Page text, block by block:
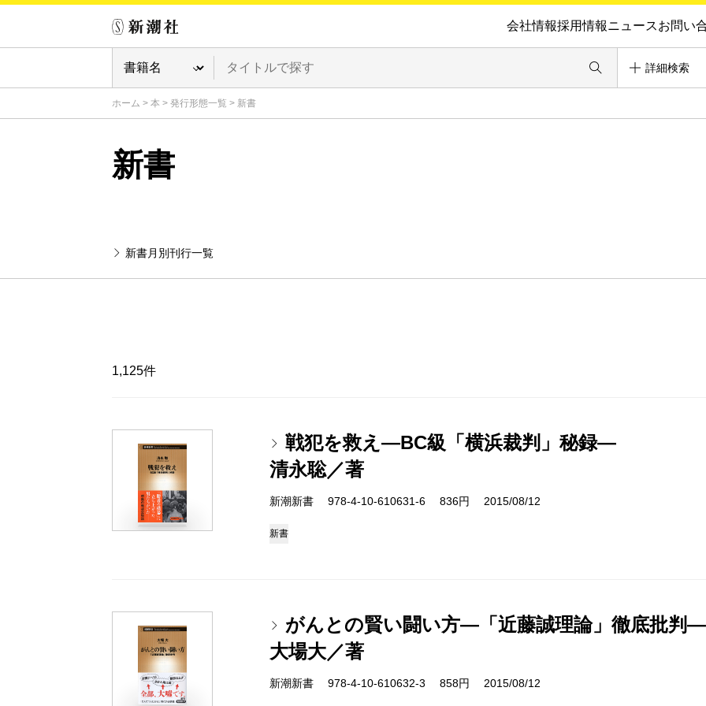
会社情報採用情報ニュースお問い
詳細検索
ホーム > 本 > 発行形態一覧 > 新書
新書
新書月別刊行一覧
1,125件
戦犯を救え―BC級「横浜裁判」秘録―
清永聡／著
新潮新書 978-4-10-610631-6 836円 2015/08/12
新書
がんとの賢い闘い方―「近藤誠理論」徹底批判―
大場大／著
新潮新書 978-4-10-610632-3 858円 2015/08/12